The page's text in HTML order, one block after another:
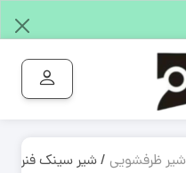
شیر ظرفشویی / شیر سینک فنری ظرفشویی دوکاره علم متحرک ۲